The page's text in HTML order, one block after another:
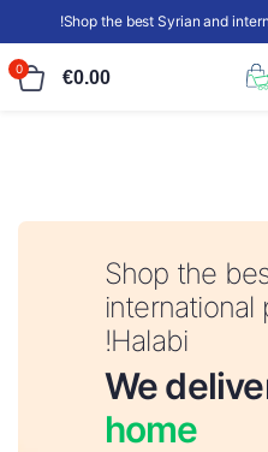
Shop the best Syrian and
!
€0.00
0
Shop the
international
Halabi!
We
home